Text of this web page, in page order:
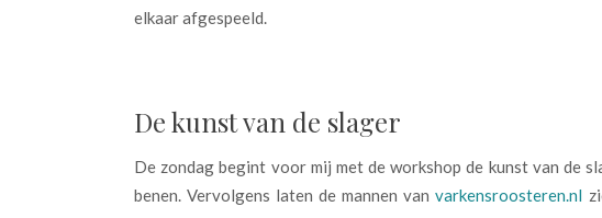
elkaar afgespeeld.
De kunst van de slager
De zondag begint voor mij met de workshop de kunst van de
benen. Vervolgens laten de mannen vanvarkensroosteren.nl